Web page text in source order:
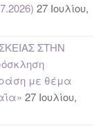
27 Ιουλίου,
ΣΤΗΝ
με θέμα
27 Ιουλίου,